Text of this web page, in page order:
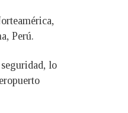
Perú.
lo